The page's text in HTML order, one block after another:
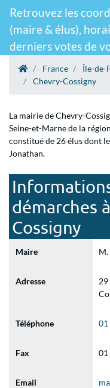
Retrouvez les
(maire & élus),
derniers votes de
France Île-de-
Chevry-Cossigny
La mairie de Chevry-
Seine-et-Marne de la
constitué de 26 élus dont
Jonathan.
démarches
Cossigny
Maire M.
Adresse
Téléphone 01
Fax 01
Email